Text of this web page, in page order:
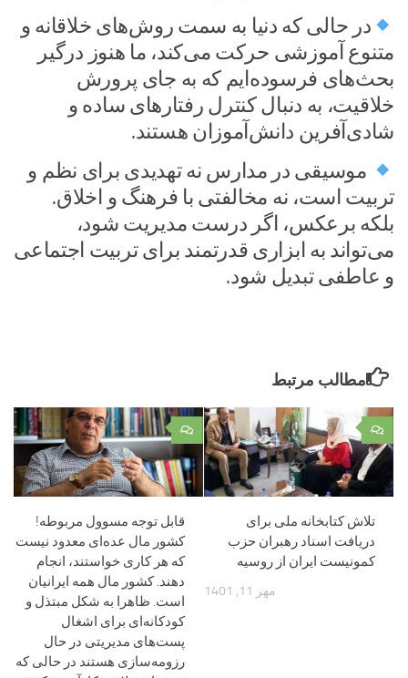
در حالی که دنیا به سمت روش‌های خلاقانه و
متنوع آموزشی حرکت می‌کند، ما هنوز درگیر
بحث‌های فرسوده‌ایم که به جای پرورش
خلاقیت، به دنبال کنترل رفتارهای ساده و
شادی‌آفرین دانش‌آموزان هستند.
موسیقی در مدارس نه تهدیدی برای نظم و
تربیت است، نه مخالفتی با فرهنگ و اخلاق.
بلکه برعکس، اگر درست مدیریت شود،
می‌تواند به ابزاری قدرتمند برای تربیت اجتماعی
و عاطفی تبدیل شود.
مطالب مرتبط
۰
قابل توجه مسوول مربوطه!
کشور مال عده‌ای معدود نیست
که هر کاری خواستند، انجام
دهند. کشور مال همه ایرانیان
است. ظاهرا به شکل مبتذل و
کودکانه‌ای برای اشغال
پست‌های مدیریتی در حال
رزومه‌سازی هستند در حالی که
۰
تلاش کتابخانه ملی برای
دریافت اسناد رهبران حزب
کمونیست ایران از روسیه
مهر 11, 1401